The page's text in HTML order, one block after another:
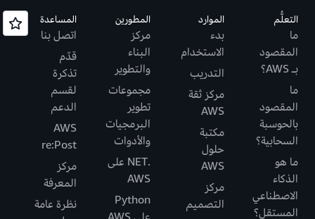
التعلُّم
ما
المقصود
بـ AWS؟
ما
المقصود
بالحوسبة
السحابية؟
ما هو
الذكاء
الاصطناعي
المستقل؟
الموارد
بدء
الاستخدام
التدريب
مركز ثقة
AWS
مكتبة
حلول
AWS
مركز
التصميم
المطورين
مركز
البناء
والتطوير
مجموعات
تطوير
البرمجيات
والأدوات
.NET على
AWS
Python
المساعدة
اتصل بنا
قدّم
تذكرة
لقسم
الدعم
AWS
re:Post
مركز
المعرفة
نظرة عامة